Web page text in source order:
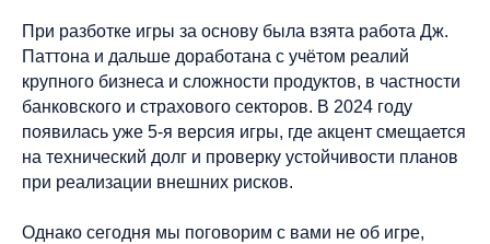
При разботке игры за основу была взята работа Дж.
Паттона и дальше доработана с учётом реалий
крупного бизнеса и сложности продуктов, в частности
банковского и страхового секторов. В 2024 году
появилась уже 5-я версия игры, где акцент смещается
на технический долг и проверку устойчивости планов
при реализации внешних рисков.
Однако сегодня мы поговорим с вами не об игре,